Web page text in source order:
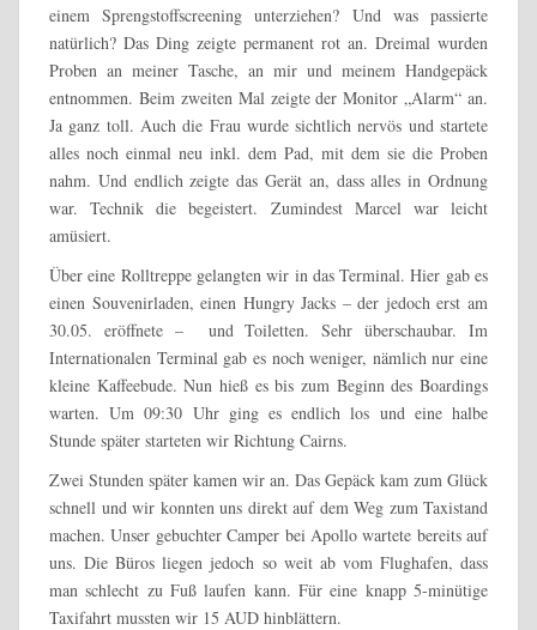
einem Sprengstoffscreening unterziehen? Und was passierte
natürlich? Das Ding zeigte permanent rot an. Dreimal wurden
Proben an meiner Tasche, an mir und meinem Handgepäck
entnommen. Beim zweiten Mal zeigte der Monitor „Alarm“ an.
Ja ganz toll. Auch die Frau wurde sichtlich nervös und startete
alles noch einmal neu inkl. dem Pad, mit dem sie die Proben
nahm. Und endlich zeigte das Gerät an, dass alles in Ordnung
war. Technik die begeistert. Zumindest Marcel war leicht
amüsiert.
Über eine Rolltreppe gelangten wir in das Terminal. Hier gab es
einen Souvenirladen, einen Hungry Jacks – der jedoch erst am
30.05. eröffnete – und Toiletten. Sehr überschaubar. Im
Internationalen Terminal gab es noch weniger, nämlich nur eine
kleine Kaffeebude. Nun hieß es bis zum Beginn des Boardings
warten. Um 09:30 Uhr ging es endlich los und eine halbe
Stunde später starteten wir Richtung Cairns.
Zwei Stunden später kamen wir an. Das Gepäck kam zum Glück
schnell und wir konnten uns direkt auf dem Weg zum Taxistand
machen. Unser gebuchter Camper bei Apollo wartete bereits auf
uns. Die Büros liegen jedoch so weit ab vom Flughafen, dass
man schlecht zu Fuß laufen kann. Für eine knapp 5-minütige
Taxifahrt mussten wir 15 AUD hinblättern.